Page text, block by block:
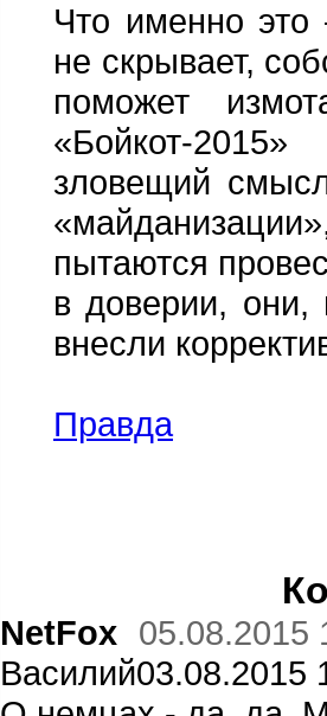
Что именно это
не скрывает,
поможет
«Бойкот-
зловещий
пытаются
в доверии, они,
внесли
Правда
NetFox 05.08.2015
Василий03.08.2015